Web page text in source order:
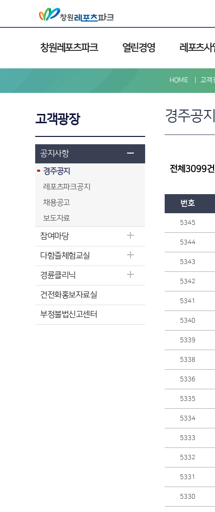
창원레포츠파크 열린경영 레포츠사
고객광장
공지사항
경주공지
레포츠파크공지
채용공고
보도자료
참여마당
다함즐체험교실
경륜클리닉
건전화홍보자료실
부정불법신고센터
HOME 고객
경주공지
전체3099건
번호
5345
5344
5343
5342
5341
5340
5339
5338
5336
5335
5334
5333
5332
5331
5330